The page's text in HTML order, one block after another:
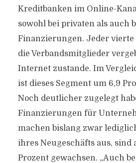
Kreditbanken im Online-
sowohl bei privaten als auch
Finanzierungen. Jeder vierte
die Verbandsmitglieder
Internet zustande. Im
ist dieses Segment um 6,9
Noch deutlicher zugelegt
Finanzierungen für
machen bislang zwar
ihres Neugeschäfts aus, sind
Prozent gewachsen. „Auch